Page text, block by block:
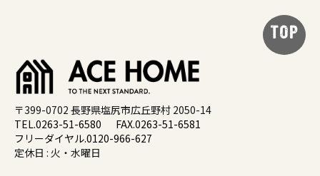
〒399-0702 長野県塩尻市広丘野村 2050-14
TEL.0263-51-6580
FAX.0263-51-6581
フリーダイヤル.0120-966-627
定休日 : 火・水曜日
TOP